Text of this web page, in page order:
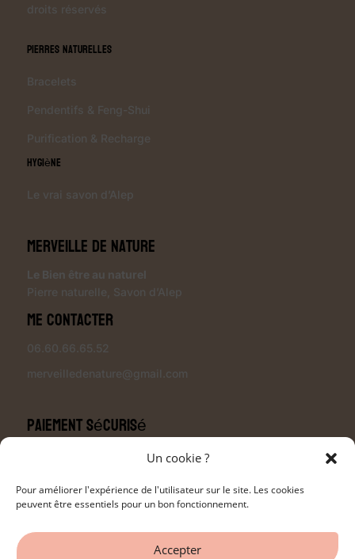
Un cookie ?
Pour améliorer l'expérience de l'utilisateur sur le site. Les cookies
peuvent être essentiels pour un bon fonctionnement.
Accepter
droits réservés
Pierres Naturelles
Bracelets
Pendentifs & Feng-Shui
Purification & Recharge
Hygiène
Le vrai savon d’Alep
Merveille de Nature
Le Bien être au naturel
Pierre naturelle Savon d’Alep
Me contacter
06.60.66.65.52
merveilledenature@gmail.com
Paiement sécurisé
Modalités de livraison